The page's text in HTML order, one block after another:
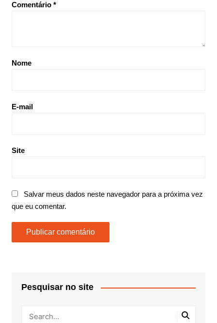
Comentário *
Nome
E-mail
Site
Salvar meus dados neste navegador para a próxima vez
que eu comentar.
Pesquisar no site